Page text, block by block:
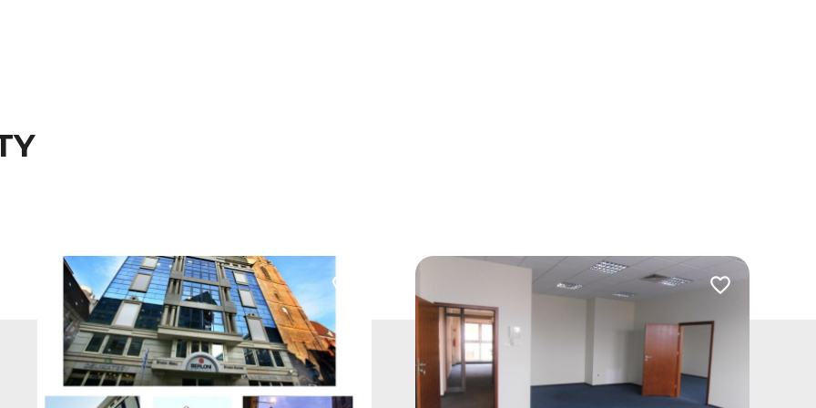
do ulubionych Dodaj do ulubionych Dodaj do